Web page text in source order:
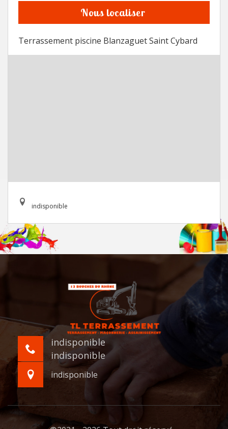
Nous localiser
Terrassement piscine Blanzaguet Saint Cybard
indisponible
indisponible
indisponible
indisponible